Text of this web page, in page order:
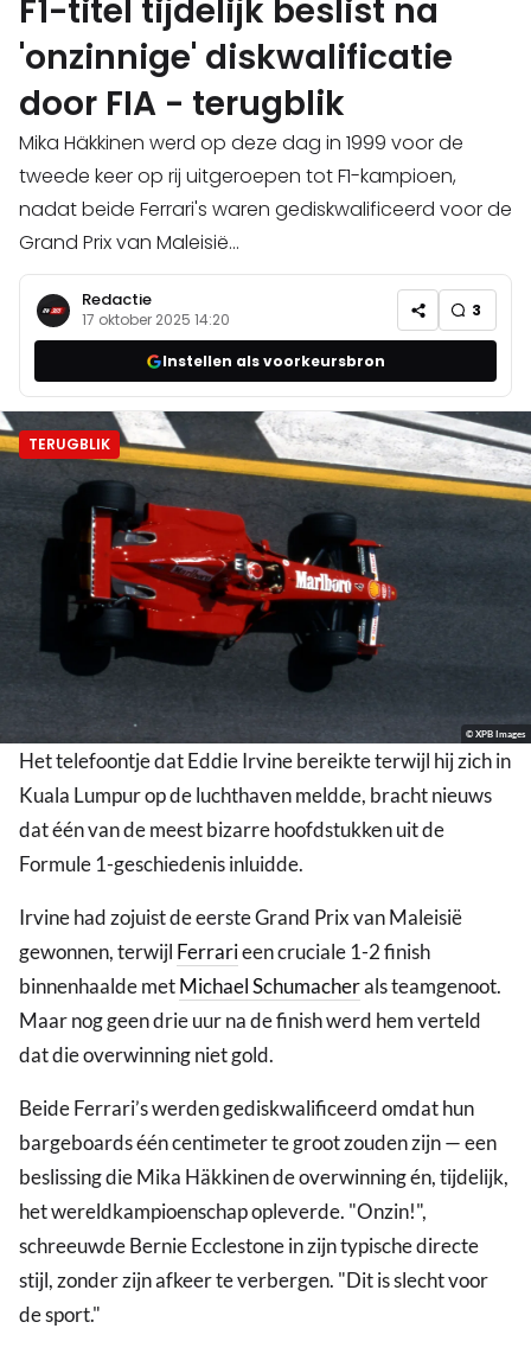
F1-titel tijdelijk beslist na
'onzinnige' diskwalificatie
door FIA - terugblik
Mika Häkkinen werd op deze dag in 1999 voor de
tweede keer op rij uitgeroepen tot F1-kampioen,
nadat beide Ferrari's waren gediskwalificeerd voor de
Grand Prix van Maleisië...
Redactie
17 oktober 2025 14:20 3
Instellen als voorkeursbron
TERUGBLIK
© XPB Images
Het telefoontje dat Eddie Irvine bereikte terwijl hij zich in
Kuala Lumpur op de luchthaven meldde, bracht nieuws
dat één van de meest bizarre hoofdstukken uit de
Formule 1-geschiedenis inluidde.
Irvine had zojuist de eerste Grand Prix van Maleisië
gewonnen, terwijl Ferrarieen cruciale 1-2 finish
binnenhaalde metMichael Schumacherals teamgenoot.
Maar nog geen drie uur na de finish werd hem verteld
dat die overwinning niet gold.
Beide Ferrari’s werden gediskwalificeerd omdat hun
bargeboards één centimeter te groot zouden zijn — een
beslissing die Mika Häkkinen de overwinning én, tijdelijk,
het wereldkampioenschap opleverde. "Onzin!",
schreeuwde Bernie Ecclestone in zijn typische directe
stijl, zonder zijn afkeer te verbergen. "Dit is slecht voor
de sport."